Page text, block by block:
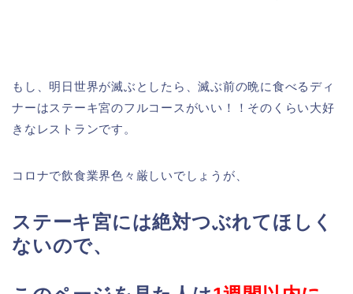
もし、明日世界が滅ぶとしたら、滅ぶ前の晩に食べるディ
ナーはステーキ宮のフルコースがいい！！そのくらい大好
きなレストランです。
コロナで飲食業界色々厳しいでしょうが、
ステーキ宮には絶対つぶれてほしく
ないので、